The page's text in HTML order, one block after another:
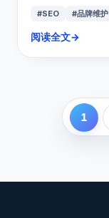
#SEO #品牌维护
阅读全文→
1